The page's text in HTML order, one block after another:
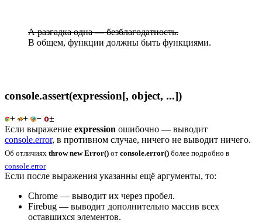
А разгадка одна — безблагодатность.
В общем, функции должны быть функциями.
console.assert(expression[, object, ...])
+ + −
±
Если выражение expression ошибочно — выводит
console.error, в противном случае, ничего не выводит ничего.
Об отличиях throw new Error() от console.error() более подробно в
console.error
Если после выражения указанны ещё аргументы, то:
Chrome — выводит их через пробел.
Firebug — выводит дополнительно массив всех
оставшихся элементов.